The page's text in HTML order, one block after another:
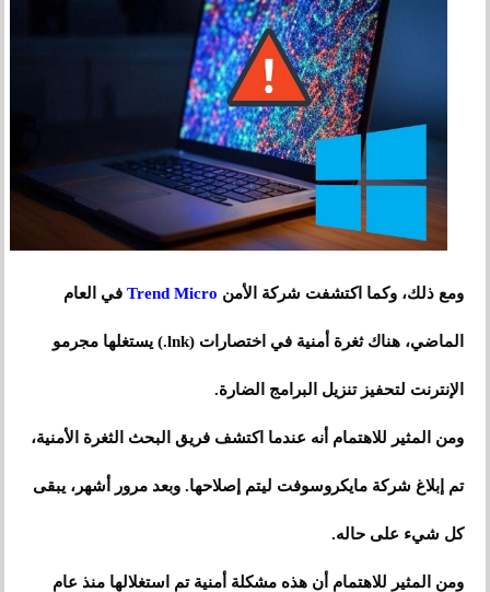
ومع ذلك، وكما اكتشفت شركة الأمن في العام
الماضي، هناك ثغرة أمنية في اختصارات (lnk.) يستغلها مجرمو
الإنترنت لتحفيز تنزيل البرامج الضارة.
ومن المثير للاهتمام أنه عندما اكتشف فريق البحث الثغرة الأمنية،
تم إبلاغ شركة مايكروسوفت ليتم إصلاحها. وبعد مرور أشهر، يبقى
كل شيء على حاله.
ومن المثير للاهتمام أن هذه مشكلة أمنية تم استغلالها منذ عام